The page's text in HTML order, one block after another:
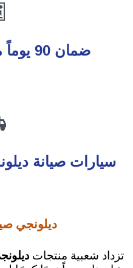
ضمان 90 يوماً من تاريخ الخدمة
سيارات صيانة
ديلونجي
تزداد شعبية منتجات